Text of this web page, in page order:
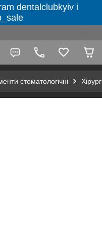
dentalclubkyiv і
стоматологічні